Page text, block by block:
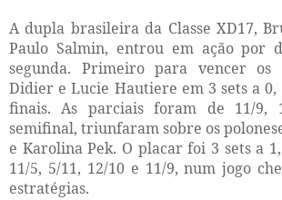
A dupla brasileira da Classe XD17,
Paulo Salmin, entrou em ação por
segunda. Primeiro para vencer os
Didier e Lucie Hautiere em 3 sets a 0,
finais. As parciais foram de 11/9,
semifinal, triunfaram sobre os
e Karolina Pek. O placar foi 3 sets a
11/5, 5/11, 12/10 e 11/9, num jogo
estratégias.